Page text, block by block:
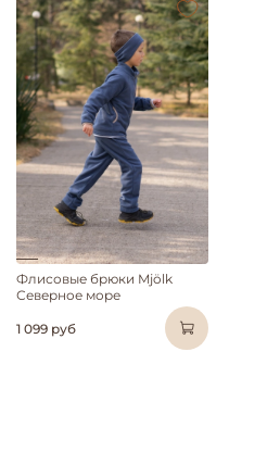
Флисовые брюки Mjölk
Северное море
1 099 руб